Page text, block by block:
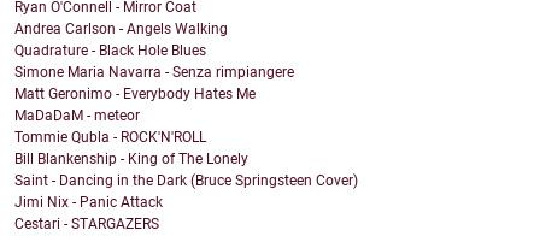
Ryan O'Connell - Mirror Coat
Andrea Carlson - Angels Walking
Quadrature - Black Hole Blues
Simone Maria Navarra - Senza rimpiangere
Matt Geronimo - Everybody Hates Me
MaDaDaM - meteor
Tommie Qubla - ROCK'N'ROLL
Bill Blankenship - King of The Lonely
Saint - Dancing in the Dark (Bruce Springsteen Cover)
Jimi Nix - Panic Attack
Cestari - STARGAZERS